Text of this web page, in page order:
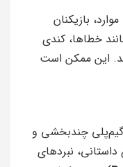
بازیکنان
خطاها، کندی
این ممکن است
گیم‌پلی چندبخشی و
نبردهای